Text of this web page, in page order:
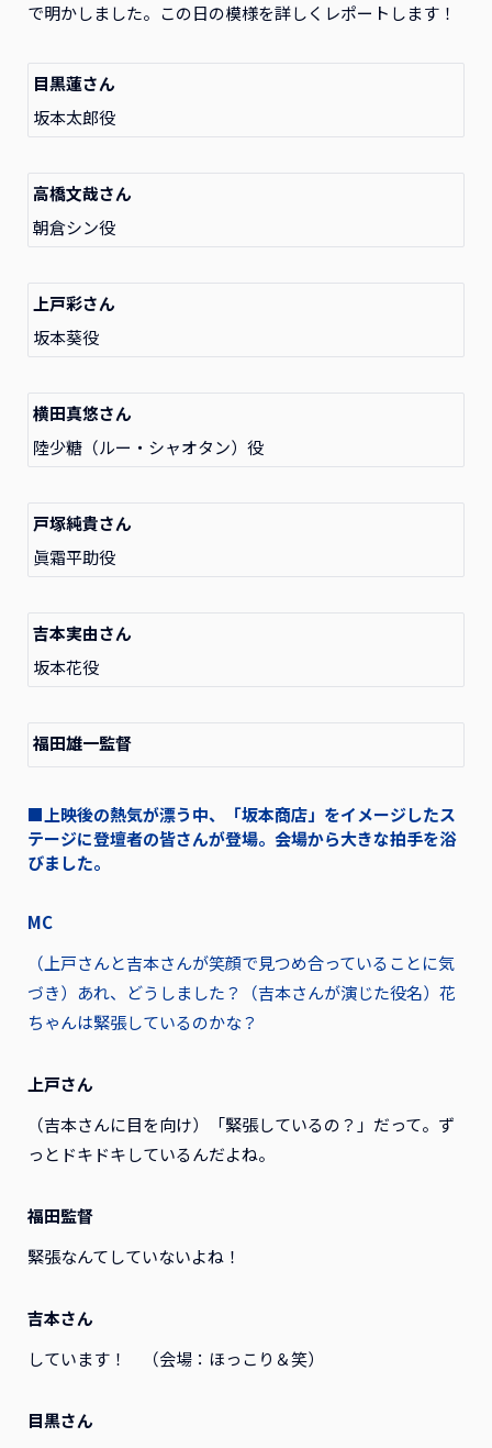
で明かしました。この日の模様を詳しくレポートします！
目黒蓮さん
坂本太郎役
高橋文哉さん
朝倉シン役
上戸彩さん
坂本葵役
横田真悠さん
陸少糖（ルー・シャオタン）役
戸塚純貴さん
眞霜平助役
吉本実由さん
坂本花役
福田雄一監督
■上映後の熱気が漂う中、「坂本商店」をイメージしたス
テージに登壇者の皆さんが登場。会場から大きな拍手を浴
びました。
MC
（上戸さんと吉本さんが笑顔で見つめ合っていることに気
づき）あれ、どうしました？（吉本さんが演じた役名）花
ちゃんは緊張しているのかな？
上戸さん
（吉本さんに目を向け）「緊張しているの？」だって。ず
っとドキドキしているんだよね。
福田監督
緊張なんてしていないよね！
吉本さん
しています！ （会場：ほっこり＆笑）
目黒さん